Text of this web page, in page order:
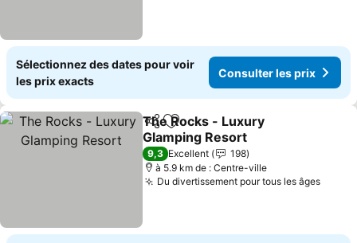
Sélectionnez des dates pour voir
les prix exacts
Consulter les prix
PartagerAjouter à mes favoris
The Rocks - Luxury
Glamping Resort
9,3 Excellent
198
à 5.9 km de : Centre-ville
Du divertissement pour tous les âges